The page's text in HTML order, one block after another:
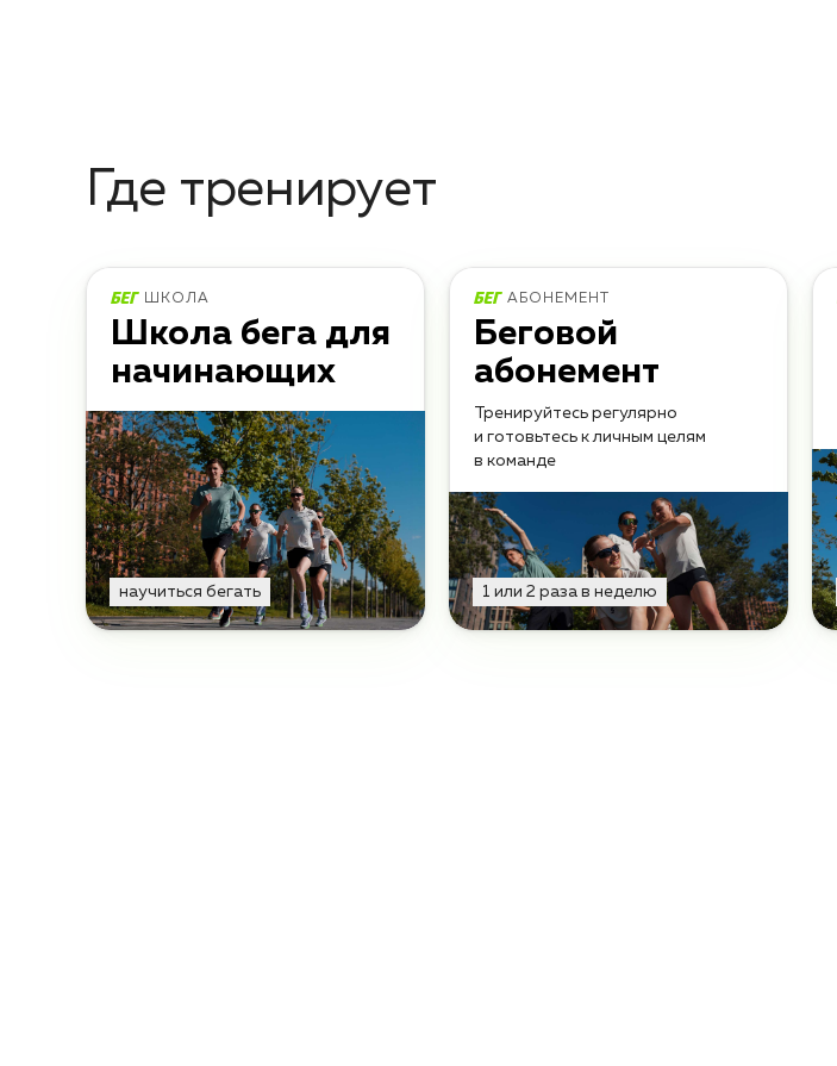
Где тренирует
ШКОЛА
Школа бега для
начинающих
научиться бегать
АБОНЕМЕНТ
Беговой
абонемент
Тренируйтесь регулярно
и готовьтесь к личным целям
в команде
1 или 2 раза в неделю